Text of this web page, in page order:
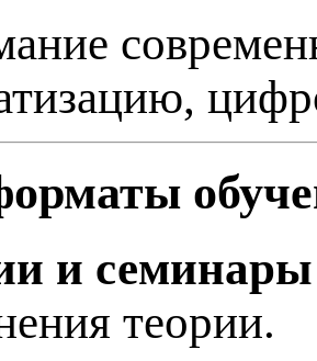
и семинары
теории.